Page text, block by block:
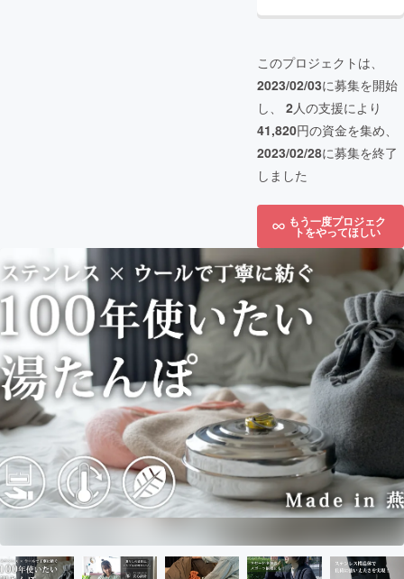
このプロジェクトは、
2023/02/03に募集を開始
し、 2人の支援により
41,820円の資金を集め、
2023/02/28に募集を終了
しました
もう一度プロジェク
トをやってほしい